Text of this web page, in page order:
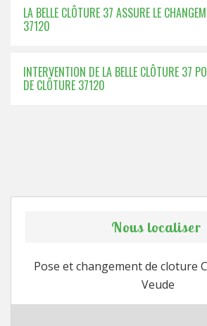
LA BELLE CLÔTURE 37 ASSURE LE
37120
INTERVENTION DE LA BELLE CLÔTURE 37
DE CLÔTURE 37120
Nous localiser
Pose et changement de cloture
Veude